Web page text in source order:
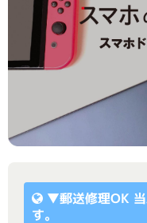
▼郵送修理OK
す。